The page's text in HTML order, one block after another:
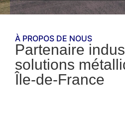
À PROPOS DE NOUS
Partenaire
solutions
Île-de-France